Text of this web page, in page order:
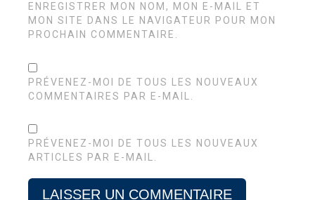
ENREGISTRER MON NOM, MON E-MAIL ET
MON SITE DANS LE NAVIGATEUR POUR MON
PROCHAIN COMMENTAIRE.
PRÉVENEZ-MOI DE TOUS LES NOUVEAUX
COMMENTAIRES PAR E-MAIL.
PRÉVENEZ-MOI DE TOUS LES NOUVEAUX
ARTICLES PAR E-MAIL.